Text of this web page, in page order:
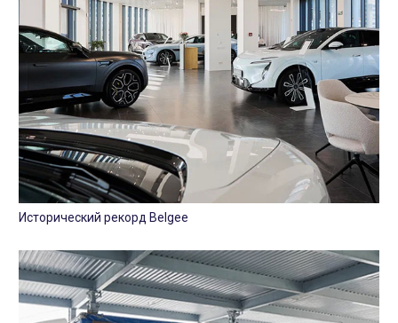
Исторический рекорд Belgee